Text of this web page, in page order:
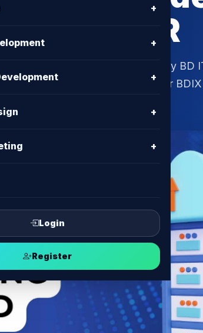
+
+
+
+
+
Login
Register
CENTER
in Bangladesh! Discover why BD
BDIX hosting. Explore our